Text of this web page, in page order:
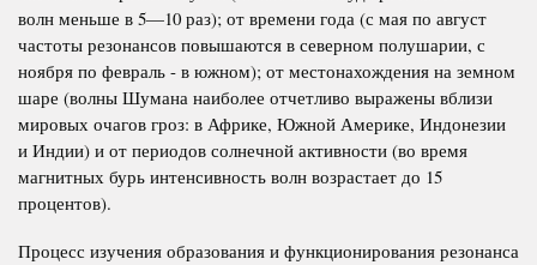
волн меньше в 5—10 раз); от времени года (с мая по август
частоты резонансов повышаются в северном полушарии, с
ноября по февраль - в южном); от местонахождения на земном
шаре (волны Шумана наиболее отчетливо выражены вблизи
мировых очагов гроз: в Африке, Южной Америке, Индонезии
и Индии) и от периодов солнечной активности (во время
магнитных бурь интенсивность волн возрастает до 15
процентов).
Процесс изучения образования и функционирования резонанса